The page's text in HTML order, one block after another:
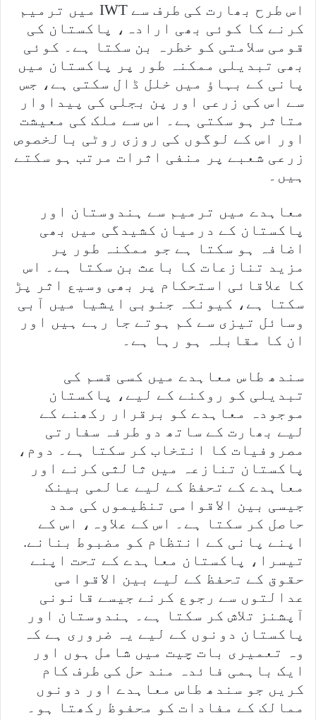
اس طرح بھارت کی طرف سے IWT میں ترمیم
کرنے کا کوئی بھی ارادہ، پاکستان کی
قومی سلامتی کو خطرہ بن سکتا ہے۔ کوئی
بھی تبدیلی ممکنہ طور پر پاکستان میں
پانی کے بہاؤ میں خلل ڈال سکتی ہے، جس
سے اس کی زرعی اور پن بجلی کی پیداوار
متاثر ہو سکتی ہے۔ اس سے ملک کی معیشت
اور اس کے لوگوں کی روزی روٹی بالخصوص
زرعی شعبے پر منفی اثرات مرتب ہو سکتے
ہیں۔
معاہدے میں ترمیم سے ہندوستان اور
پاکستان کے درمیان کشیدگی میں بھی
اضافہ ہو سکتا ہے جو ممکنہ طور پر
مزید تنازعات کا باعث بن سکتا ہے۔ اس
کا علاقائی استحکام پر بھی وسیع اثر پڑ
سکتا ہے، کیونکہ جنوبی ایشیا میں آبی
وسائل تیزی سے کم ہوتے جا رہے ہیں اور
ان کا مقابلہ ہو رہا ہے۔
سندھ طاس معاہدے میں کسی قسم کی
تبدیلی کو روکنے کے لیے، پاکستان
موجودہ معاہدے کو برقرار رکھنے کے
لیے بھارت کے ساتھ دو طرفہ سفارتی
مصروفیات کا انتخاب کر سکتا ہے۔ دوم،
پاکستان تنازعہ میں ثالثی کرنے اور
معاہدے کے تحفظ کے لیے عالمی بینک
جیسی بین الاقوامی تنظیموں کی مدد
حاصل کر سکتا ہے۔ اس کے علاوہ، اس کے
اپنے پانی کے انتظام کو مضبوط بنانے.
تیسرا، پاکستان معاہدے کے تحت اپنے
حقوق کے تحفظ کے لیے بین الاقوامی
عدالتوں سے رجوع کرنے جیسے قانونی
آپشنز تلاش کر سکتا ہے۔ ہندوستان اور
پاکستان دونوں کے لیے یہ ضروری ہے کہ
وہ تعمیری بات چیت میں شامل ہوں اور
ایک باہمی فائدہ مند حل کی طرف کام
کریں جو سندھ طاس معاہدے اور دونوں
ممالک کے مفادات کو محفوظ رکھتا ہو۔